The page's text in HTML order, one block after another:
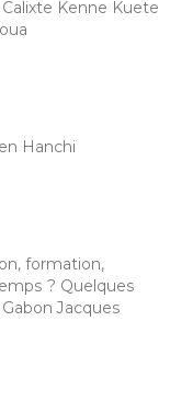
Kenne Kuete
Hanchi
formation,
? Quelques
Jacques